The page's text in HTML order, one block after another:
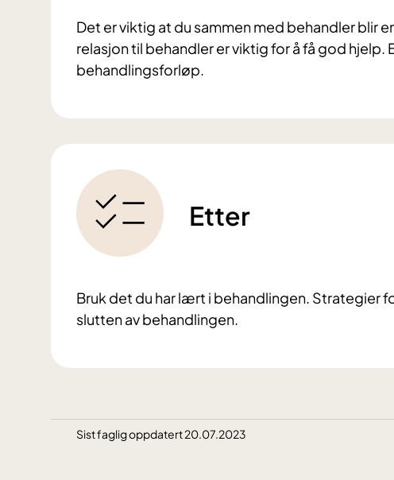
Det er viktig at du sammen med behandler blir
relasjon til behandler er viktig for å få god hjelp.
behandlingsforløp.
Etter
Bruk det du har lært i behandlingen. Strategier
slutten av behandlingen.
Sist faglig oppdatert 20.07.2023